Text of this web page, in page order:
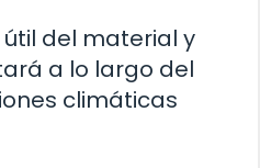
del material y
a lo largo del
climáticas